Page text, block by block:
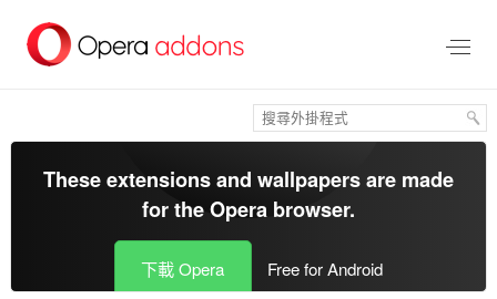
區
These extensions and wallpapers are made
for theOpera browser.
下載 Opera Free for Android